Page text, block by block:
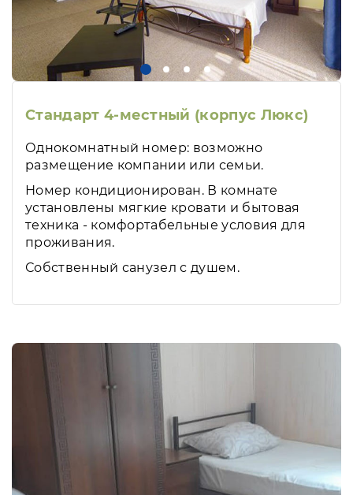
Стандарт 4-местный (корпус Люкс)
Однокомнатный номер: возможно
размещение компании или семьи.
Номер кондиционирован. В комнате
установлены мягкие кровати и бытовая
техника - комфортабельные условия для
проживания.
Собственный санузел с душем.